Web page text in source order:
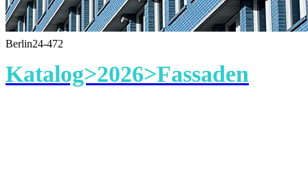
Berlin24-472
Katalog>2026>Fassaden